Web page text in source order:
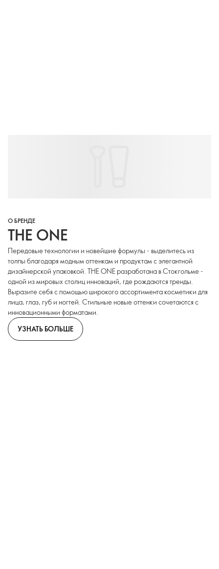
О БРЕНДЕ
THE ONE
Передовые технологии и новейшие формулы - выделитесь из
толпы благодаря модным оттенкам и продуктам с элегантной
дизайнерской упаковкой. THE ONE разработана в Стокгольме -
одной из мировых столиц инноваций, где рождаются тренды.
Выразите себя с помощью широкого ассортимента косметики для
лица, глаз, губ и ногтей. Стильные новые оттенки сочетаются с
инновационными форматами.
УЗНАТЬ БОЛЬШЕ